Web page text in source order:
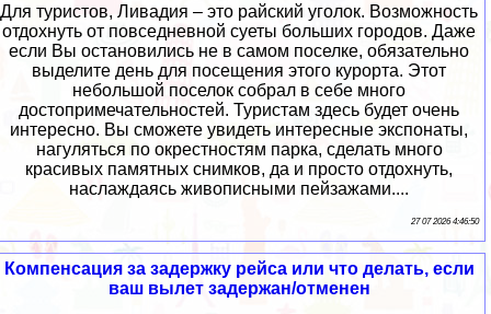
Для туристов, Ливадия – это райский уголок. Возможность
отдохнуть от повседневной суеты больших городов. Даже
если Вы остановились не в самом поселке, обязательно
выделите день для посещения этого курорта. Этот
небольшой поселок собрал в себе много
достопримечательностей. Туристам здесь будет очень
интересно. Вы сможете увидеть интересные экспонаты,
нагуляться по окрестностям парка, сделать много
красивых памятных снимков, да и просто отдохнуть,
наслаждаясь живописными пейзажами....
27 07 2026 4:46:50
Компенсация за задержку рейса или что делать, если
ваш вылет задержан/отменен